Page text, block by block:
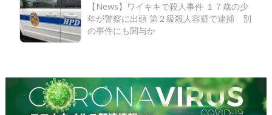
【News】ワイキキで殺人事件 １７歳の少
年が警察に出頭 第２級殺人容疑で逮捕 別
の事件にも関与か